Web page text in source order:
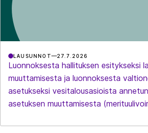
LAUSUNNOT 27.7.2026
Luonnoksesta hallituksen esitykseksi
muuttamisesta ja luonnoksesta
asetukseksi vesitalousasioista
asetuksen muuttamisesta